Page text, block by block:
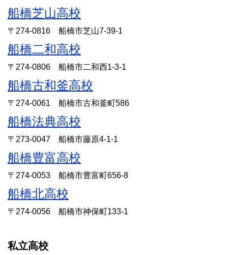
船橋芝山高校
〒274-0816 船橋市芝山7-39-1
船橋二和高校
〒274-0806 船橋市二和西1-3-1
船橋古和釜高校
〒274-0061 船橋市古和釜町586
船橋法典高校
〒273-0047 船橋市藤原4-1-1
船橋豊富高校
〒274-0053 船橋市豊富町656-8
船橋北高校
〒274-0056 船橋市神保町133-1
私立高校